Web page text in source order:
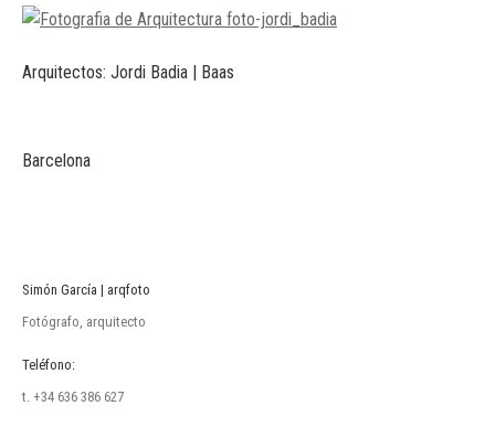
Arquitectos: Jordi Badia | Baas
Barcelona
Simón García | arqfoto
Fotógrafo, arquitecto
Teléfono:
t. +34 636 386 627